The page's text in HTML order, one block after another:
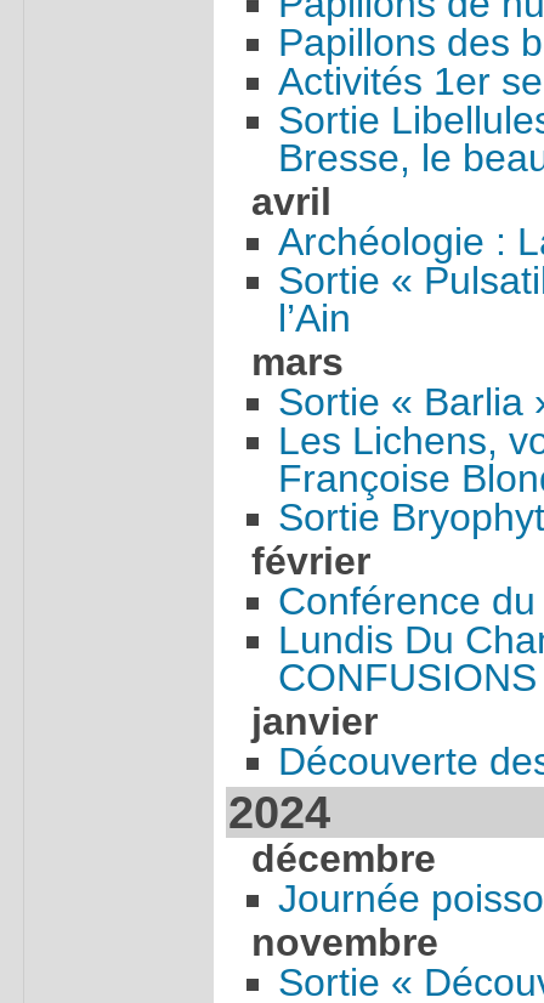
Papillons des
Activités 1er
Sortie
Bresse, le
avril
Archéologie :
Sortie «
l’Ain
mars
Sortie « Barlia
Les Lichens,
Françoise
Sortie
février
Conférence
Lundis Du
janvier
Découverte
2024
décembre
Journée
novembre
Sortie «